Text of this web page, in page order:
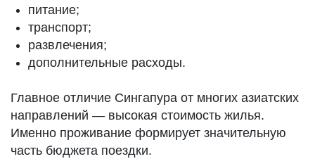
питание;
транспорт;
развлечения;
дополнительные расходы.
Главное отличие Сингапура от многих азиатских
направлений — высокая стоимость жилья.
Именно проживание формирует значительную
часть бюджета поездки.